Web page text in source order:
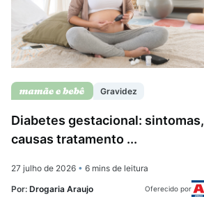
Gravidez
Diabetes gestacional: sintomas,
causas tratamento ...
27 julho de 2026 • 6 mins de leitura
Por: Drogaria Araujo Oferecido por